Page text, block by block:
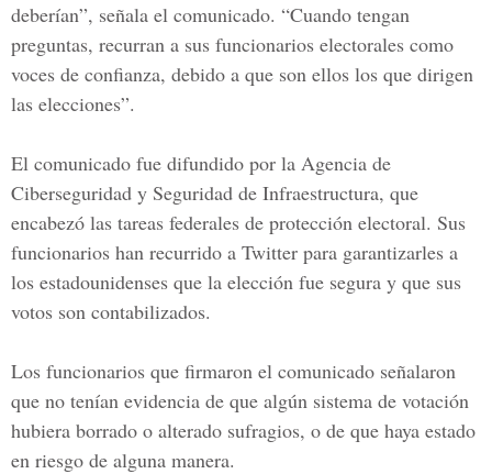
deberían”, señala el comunicado. “Cuando tengan
preguntas, recurran a sus funcionarios electorales como
voces de confianza, debido a que son ellos los que dirigen
las elecciones”.
El comunicado fue difundido por la Agencia de
Ciberseguridad y Seguridad de Infraestructura, que
encabezó las tareas federales de protección electoral. Sus
funcionarios han recurrido a Twitter para garantizarles a
los estadounidenses que la elección fue segura y que sus
votos son contabilizados.
Los funcionarios que firmaron el comunicado señalaron
que no tenían evidencia de que algún sistema de votación
hubiera borrado o alterado sufragios, o de que haya estado
en riesgo de alguna manera.